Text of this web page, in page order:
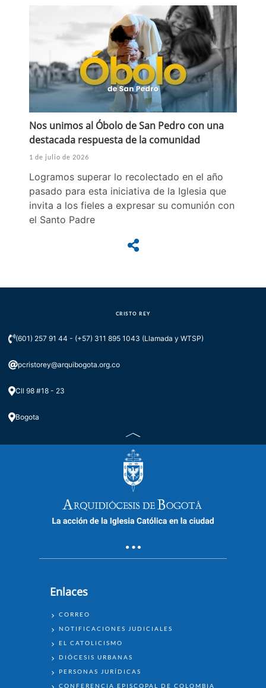
Nos unimos al Óbolo de San Pedro con una
destacada respuesta de la comunidad
1 de julio de 2026
Logramos superar lo recolectado en el año
pasado para esta iniciativa de la Iglesia que
invita a los fieles a expresar su comunión con
el Santo Padre
CRISTO REY
(601) 257 91 44 - (+57) 311 895 1043 (Llamada y WTSP)
pcristorey@arquibogota.org.co
Cll 98 #18 - 23
Bogota
Enlaces
ENLACES
CORREO
NOTIFICACIONES JUDICIALES
EL CATOLICISMO
DIÓCESIS URBANAS
PERSONAS JURÍDICAS
CONFERENCIA EPISCOPAL DE COLOMBIA